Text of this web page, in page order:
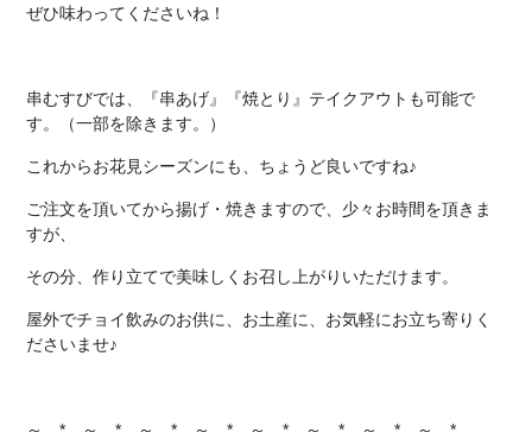
ぜひ味わってくださいね！
串むすびでは、『串あげ』『焼とり』テイクアウトも可能で
す。（一部を除きます。）
これからお花見シーズンにも、ちょうど良いですね♪
ご注文を頂いてから揚げ・焼きますので、少々お時間を頂きま
すが、
その分、作り立てで美味しくお召し上がりいただけます。
屋外でチョイ飲みのお供に、お土産に、お気軽にお立ち寄りく
ださいませ♪